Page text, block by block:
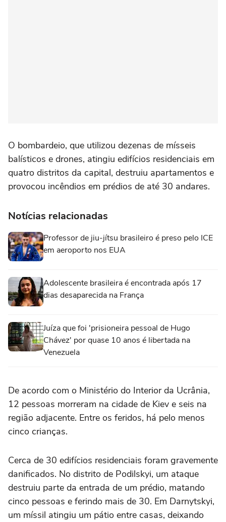
O bombardeio, que utilizou dezenas de mísseis
balísticos e drones, atingiu edifícios residenciais em
quatro distritos da capital, destruiu apartamentos e
provocou incêndios em prédios de até 30 andares.
Notícias relacionadas
Professor de jiu-jítsu brasileiro é preso pelo ICE
em aeroporto nos EUA
Adolescente brasileira é encontrada após 17
dias desaparecida na França
Juíza que foi 'prisioneira pessoal de Hugo
Chávez' por quase 10 anos é libertada na
Venezuela
De acordo com o Ministério do Interior da Ucrânia,
12 pessoas morreram na cidade de Kiev e seis na
região adjacente. Entre os feridos, há pelo menos
cinco crianças.
Cerca de 30 edifícios residenciais foram gravemente
danificados. No distrito de Podilskyi, um ataque
destruiu parte da entrada de um prédio, matando
cinco pessoas e ferindo mais de 30. Em Darnytskyi,
um míssil atingiu um pátio entre casas, deixando